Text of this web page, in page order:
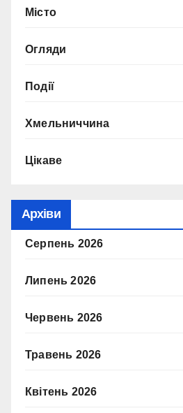
Місто
Огляди
Події
Хмельниччина
Цікаве
Архіви
Серпень 2026
Липень 2026
Червень 2026
Травень 2026
Квітень 2026